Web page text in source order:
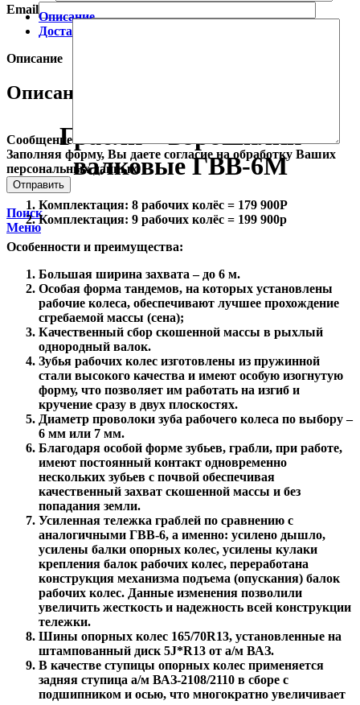
Email
Сообщение
Заполняя форму, Вы даете согласие на обработку Ваших
персональных данных.
Поиск
Меню
Описание
Доставка и оплата
Описание
Описание
Грабли – ворошилки
валковые ГВВ-6М
Комплектация: 8 рабочих колёс = 179 900Р
Комплектация: 9 рабочих колёс = 199 900р
Особенности и преимущества:
Большая ширина захвата – до 6 м.
Особая форма тандемов, на которых установлены
рабочие колеса, обеспечивают лучшее прохождение
сгребаемой массы (сена);
Качественный сбор скошенной массы в рыхлый
однородный валок.
Зубья рабочих колес изготовлены из пружинной
стали высокого качества и имеют особую изогнутую
форму, что позволяет им работать на изгиб и
кручение сразу в двух плоскостях.
Диаметр проволоки зуба рабочего колеса по выбору –
6 мм или 7 мм.
Благодаря особой форме зубьев, грабли, при работе,
имеют постоянный контакт одновременно
нескольких зубьев с почвой обеспечивая
качественный захват скошенной массы и без
попадания земли.
Усиленная тележка граблей по сравнению с
аналогичными ГВВ-6, а именно: усилено дышло,
усилены балки опорных колес, усилены кулаки
крепления балок рабочих колес, переработана
конструкция механизма подъема (опускания) балок
рабочих колес. Данные изменения позволили
увеличить жесткость и надежность всей конструкции
тележки.
Шины опорных колес 165/70R13, установленные на
штампованный диск 5J*R13 от а/м ВАЗ.
В качестве ступицы опорных колес применяется
задняя ступица а/м ВАЗ-2108/2110 в сборе с
подшипником и осью, что многократно увеличивает